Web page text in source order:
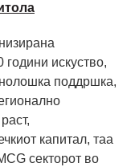
години искуство,
поддршка,
капитал, таа
секторот во